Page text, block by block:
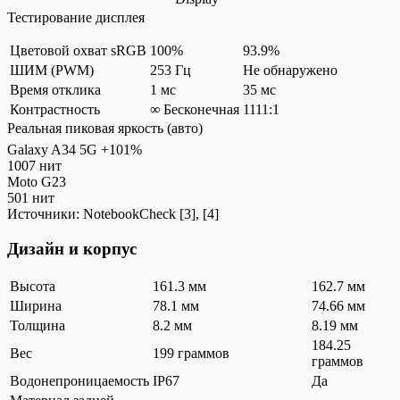
Тестирование дисплея
Цветовой охват sRGB 100%
93.9%
ШИМ (PWM)
253 Гц
Не обнаружено
Время отклика
1 мс
35 мс
Контрастность
∞ Бесконечная 1111:1
Реальная пиковая яркость (авто)
Galaxy A34 5G +101%
1007 нит
Moto G23
501 нит
Источники: NotebookCheck [3], [4]
Дизайн и корпус
Высота 161.3 мм
162.7 мм
Ширина
78.1 мм
74.66 мм
Толщина
8.2 мм
8.19 мм
Вес
199 граммов
184.25
граммов
Водонепроницаемость IP67
Да